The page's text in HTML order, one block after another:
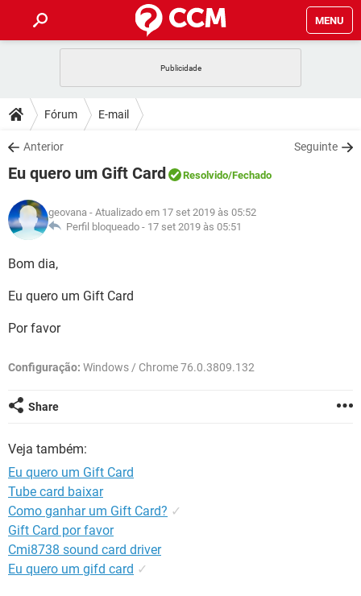
MENU
CELULAR
OUTLOOK
INSTAGRAM GMAIL
GUIA DE COMPRAS
DICAS
JOGOS
INSTAGRAM GMAIL
GUIA DE COMPRAS
DOWNLOADS
JOGOS WHATSAPP
CELULAR
OUTLOOK EXCEL
INSTAGRAM
FÓRUM
JOGOS WHATSAPP
CELULAR
OUTLOOK
INSTAGRAM
GUIA DE COMPRAS
GLOSSÁRIO
JOGOS
GUIA DE COMPRAS
Fórum E-mail
Anterior Seguinte
Eu quero um Gift Card Resolvido/Fechado
geovana - Atualizado em 17 set 2019 às 05:52
Perfil bloqueado - 17 set 2019 às 05:51
Bom dia,
Eu quero um Gift Card
Por favor
Configuração: Windows / Chrome 76.0.3809.132
Share
Veja também:
Eu quero um Gift Card
Tube card baixar
Como ganhar um Gift Card? ✓
Gift Card por favor
Cmi8738 sound card driver
Eu quero um gifd card ✓